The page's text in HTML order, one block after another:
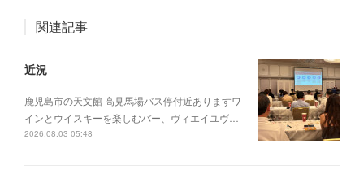
関連記事
近況
鹿児島市の天文館 高見馬場バス停付近ありますワ
インとウイスキーを楽しむバー、ヴィエイユヴ…
2026.08.03 05:48